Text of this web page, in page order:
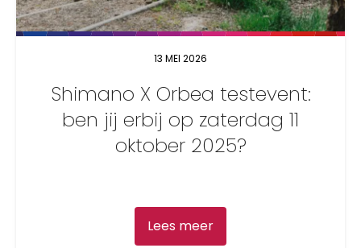
13 MEI 2026
Shimano X Orbea testevent:
ben jij erbij op zaterdag 11
oktober 2025?
Lees meer